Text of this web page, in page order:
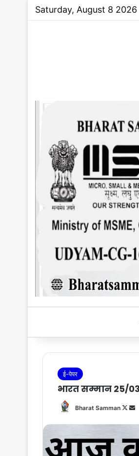
Saturday, August 8 2026
ई-पेपर
भारत सम्मान 25/
Bharat Samman